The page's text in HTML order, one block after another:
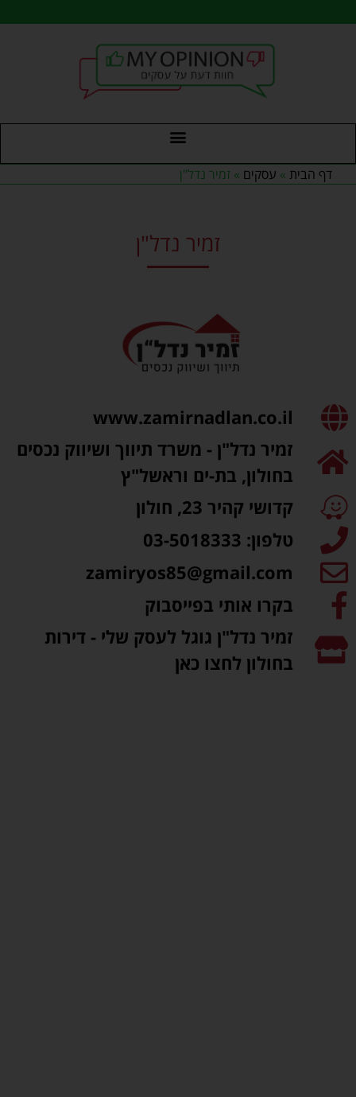
דף הבית » עסקים » זמיר נדל"ן
זמיר נדל"ן
www.zamirnadlan.co.il
זמיר נדל"ן ​- משרד תיווך ושיווק נכסים
בחולון, בת-ים וראשל"ץ
קדושי קהיר 23, חולון
טלפון: 03-5018333
zamiryos85@gmail.com
בקרו אותי בפייסבוק
זמיר נדל"ן גוגל לעסק שלי - דירות
בחולון לחצו כאן